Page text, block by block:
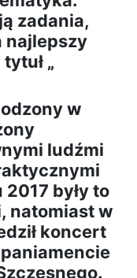
zadania,
najlepszy
„
w
ludźmi
były to
natomiast w
koncert